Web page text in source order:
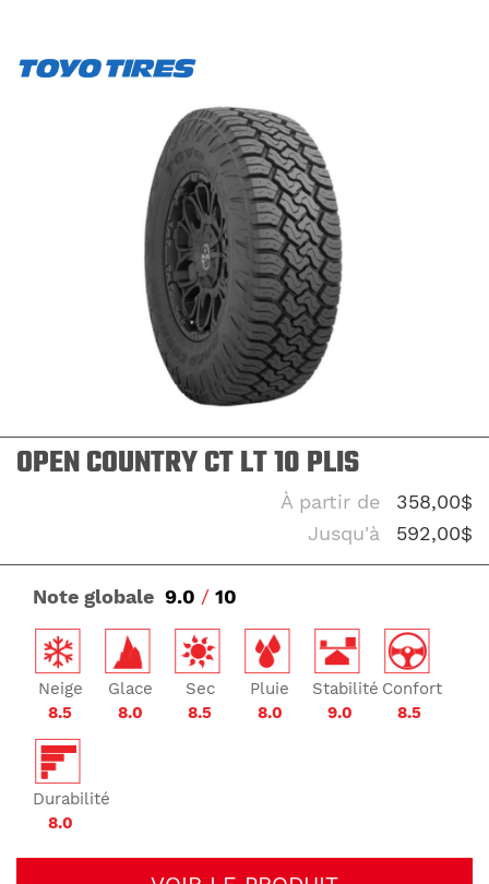
OPEN COUNTRY CT LT 10 PLIS
À partir de
358,00$
Jusqu'à
592,00$
Note globale 9.0 / 10
Neige
8.5
Glace
8.0
Sec
8.5
Pluie
8.0
Stabilité
9.0
Confort
8.5
Durabilité
8.0